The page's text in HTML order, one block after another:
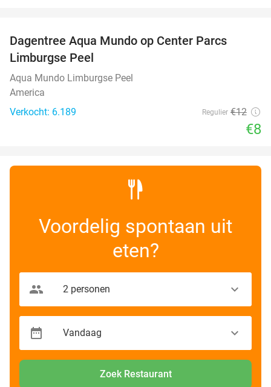
Dagentree Aqua Mundo op Center Parcs
Limburgse Peel
Aqua Mundo Limburgse Peel
America
Verkocht: 6.189
Regulier €12
€8
Voordelig spontaan uit
eten?
Zoek Restaurant